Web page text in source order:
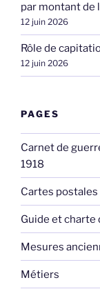
par montant de
12 juin 2026
Rôle de
12 juin 2026
PAGES
Carnet de
1918
Cartes postales
Guide et charte
Mesures
Métiers